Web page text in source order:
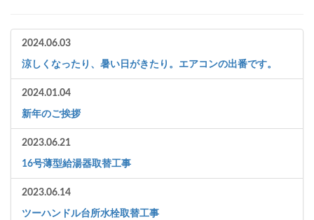
2024.06.03
涼しくなったり、暑い日がきたり。エアコンの出番です。
2024.01.04
新年のご挨拶
2023.06.21
16号薄型給湯器取替工事
2023.06.14
ツーハンドル台所水栓取替工事